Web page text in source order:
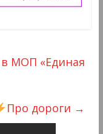
МОП «Единая
Про дороги →